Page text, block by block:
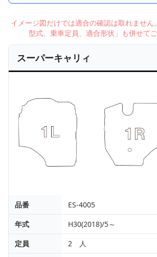
イメージ図だけでは適合の確認は取れません
型式、乗車定員、適合形状」も併せてご
スーパーキャリィ
品番
ES-4005
年式
H30(2018)/5～
定員
2 人